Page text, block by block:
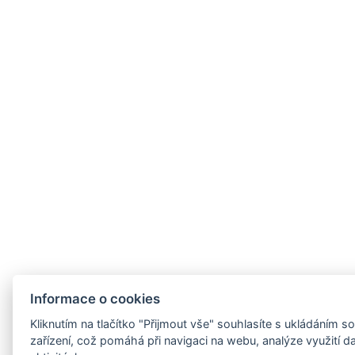
Informace o cookies
Kliknutím na tlačítko "Přijmout vše" souhlasíte s ukládáním
zařízení, což pomáhá při navigaci na webu, analýze využití